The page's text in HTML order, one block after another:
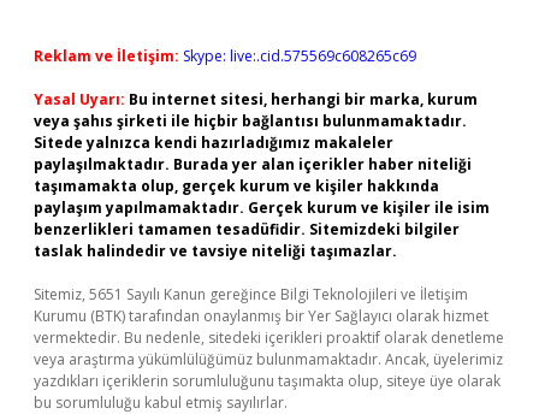
Reklam ve İletişim: Skype: live:.cid.575569c608265c69
Yasal Uyarı: Bu internet sitesi, herhangi bir marka, kurum
veya şahıs şirketi ile hiçbir bağlantısı bulunmamaktadır.
Sitede yalnızca kendi hazırladığımız makaleler
paylaşılmaktadır. Burada yer alan içerikler haber niteliği
taşımamakta olup, gerçek kurum ve kişiler hakkında
paylaşım yapılmamaktadır. Gerçek kurum ve kişiler ile isim
benzerlikleri tamamen tesadüfidir. Sitemizdeki bilgiler
taslak halindedir ve tavsiye niteliği taşımazlar.
Sitemiz, 5651 Sayılı Kanun gereğince Bilgi Teknolojileri ve İletişim
Kurumu (BTK) tarafından onaylanmış bir Yer Sağlayıcı olarak hizmet
vermektedir. Bu nedenle, sitedeki içerikleri proaktif olarak denetleme
veya araştırma yükümlülüğümüz bulunmamaktadır. Ancak, üyelerimiz
yazdıkları içeriklerin sorumluluğunu taşımakta olup, siteye üye olarak
bu sorumluluğu kabul etmiş sayılırlar.